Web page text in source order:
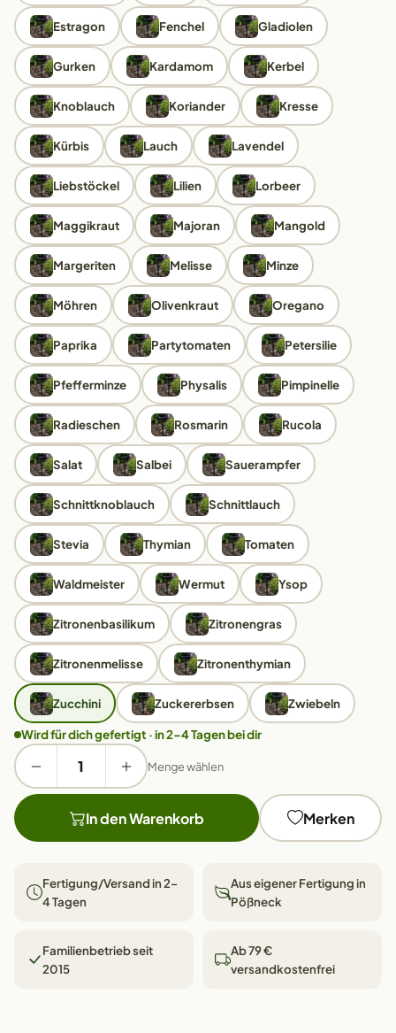
Estragon Fenchel Gladiolen
Gurken Kardamom Kerbel
Knoblauch Koriander Kresse
Kürbis Lauch Lavendel
Liebstöckel Lilien Lorbeer
Maggikraut Majoran Mangold
Margeriten Melisse Minze
Möhren Olivenkraut Oregano
Paprika Partytomaten Petersilie
Pfefferminze Physalis Pimpinelle
Radieschen Rosmarin Rucola
Salat Salbei Sauerampfer
Schnittknoblauch Schnittlauch
Stevia Thymian Tomaten
Waldmeister Wermut Ysop
Zitronenbasilikum Zitronengras
Zitronenmelisse Zitronenthymian
Zucchini Zuckererbsen Zwiebeln
Wird für dich gefertigt · in 2–4 Tagen bei dir
Menge wählen
In den Warenkorb Merken
Fertigung/Versand in 2–
4 Tagen
Aus eigener Fertigung in
Pößneck
Familienbetrieb seit
2015
Ab 79 €
versandkostenfrei